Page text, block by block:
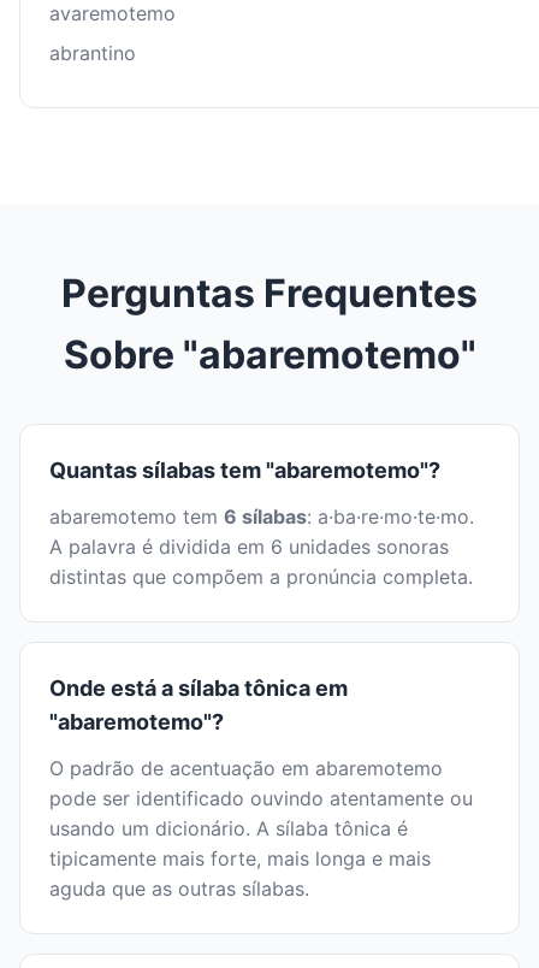
avaremotemo
abrantino
Perguntas Frequentes
Sobre "abaremotemo"
Quantas sílabas tem "abaremotemo"?
abaremotemo tem 6 sílabas: a·ba·re·mo·te·mo.
A palavra é dividida em 6 unidades sonoras
distintas que compõem a pronúncia completa.
Onde está a sílaba tônica em
"abaremotemo"?
O padrão de acentuação em abaremotemo
pode ser identificado ouvindo atentamente ou
usando um dicionário. A sílaba tônica é
tipicamente mais forte, mais longa e mais
aguda que as outras sílabas.